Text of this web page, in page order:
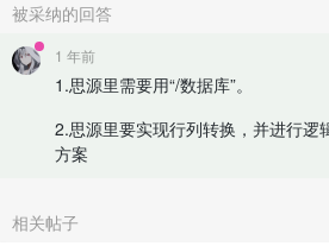
被采纳的回答
1 年前
1.思源里需要用“/数据库”。
2.思源里要实现行列转换，并进行逻
方案
相关帖子